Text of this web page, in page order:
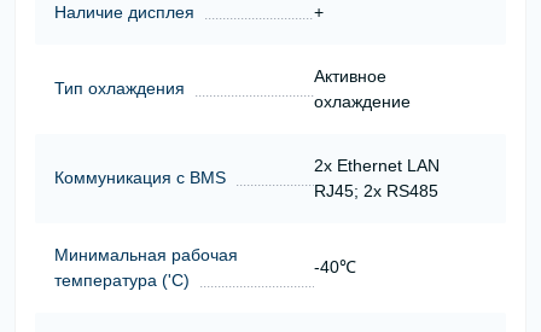
Наличие дисплея +
Тип охлаждения
Активное
охлаждение
Коммуникация с BMS
2x Ethernet LAN
RJ45; 2x RS485
Минимальная рабочая
температура ('С)
-40℃